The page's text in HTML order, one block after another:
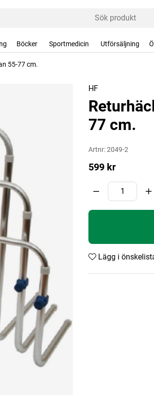
Böcker Sportmedicin Utförsäljning
55-77 cm.
HF
77 cm.
Artnr:2049-2
599 kr
Lägg i